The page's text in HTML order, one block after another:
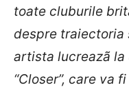
toate cluburile
despre traiectoria
artista lucreazã la
“Closer”, care va